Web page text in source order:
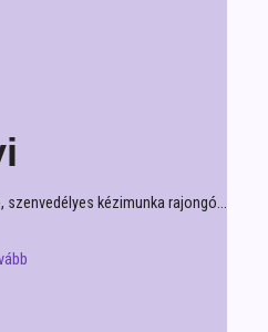
kézimunka rajongó…